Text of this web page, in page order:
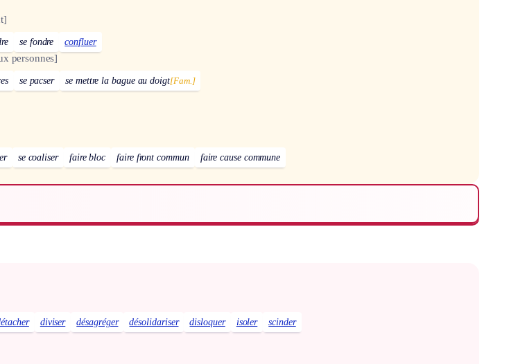
se fondre confluer
personnes]
se pacser se mettre la bague au doigt[Fam.]
se coaliser faire bloc faire front commun faire cause commune
diviser désagréger désolidariser disloquer isoler scinder